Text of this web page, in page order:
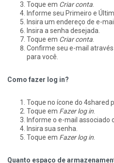
Toque em Criar conta
Informe seu Primeiro e
Insira um endereço de e-
Insira a senha desejada.
Toque em Criar conta
Confirme seu e-mail
para você.
Como fazer log in?
Toque no ícone do 4shared
Toque em Fazer log in
Informe o e-mail associado
Insira sua senha.
Toque em Fazer log in
Quanto espaço de